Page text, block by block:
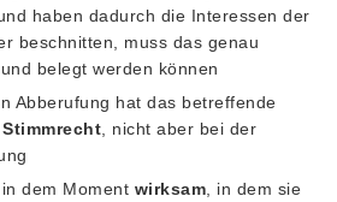
haben dadurch die Interessen der
beschnitten, muss das genau
belegt werden können
Abberufung hat das betreffende
Stimmrecht , nicht aber bei der
dem Moment wirksam , in dem sie